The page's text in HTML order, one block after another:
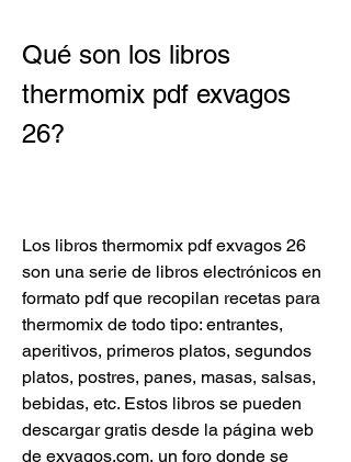
Qué son los libros
thermomix pdf exvagos
26?
Los libros thermomix pdf exvagos 26
son una serie de libros electrónicos en
formato pdf que recopilan recetas para
thermomix de todo tipo: entrantes,
aperitivos, primeros platos, segundos
platos, postres, panes, masas, salsas,
bebidas, etc. Estos libros se pueden
descargar gratis desde la página web
de exvagos.com, un foro donde se